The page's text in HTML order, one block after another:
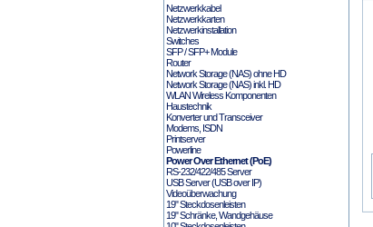
Netzwerkkabel
Netzwerkkarten
Netzwerkinstallation
Switches
SFP / SFP+ Module
Router
Network Storage (NAS) ohne HD
Network Storage (NAS) inkl. HD
WLAN Wireless Komponenten
Haustechnik
Konverter und Transceiver
Modems, ISDN
Printserver
Powerline
Power Over Ethernet (PoE)
RS-232/422/485 Server
USB Server (USB over IP)
Videoüberwachung
19" Steckdosenleisten
19" Schränke, Wandgehäuse